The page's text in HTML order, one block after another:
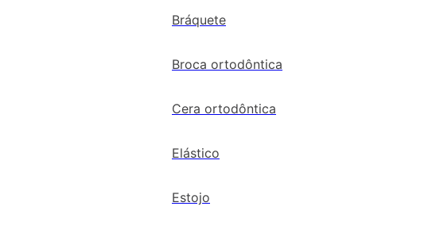
Bráquete
Broca ortodôntica
Cera ortodôntica
Elástico
Estojo